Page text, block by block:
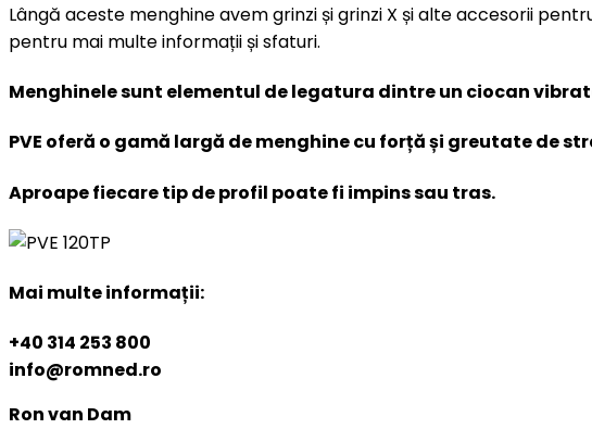
Lângă aceste menghine avem grinzi și grinzi X și alte accesorii
pentru mai multe informații și sfaturi.
Menghinele sunt elementul de legatura dintre un ciocan
PVE oferă o gamă largă de menghine cu forță și greutate de
Aproape fiecare tip de profil poate fi impins sau tras.
Mai multe informații:
+40 314 253 800
info@romned.ro
Ron van Dam